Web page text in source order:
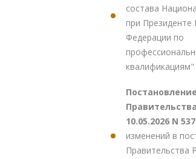
состава
при Президенте
Федерации по
квалификациям"
Постановление
10.05.2026 N 537
изменений в
Правительства